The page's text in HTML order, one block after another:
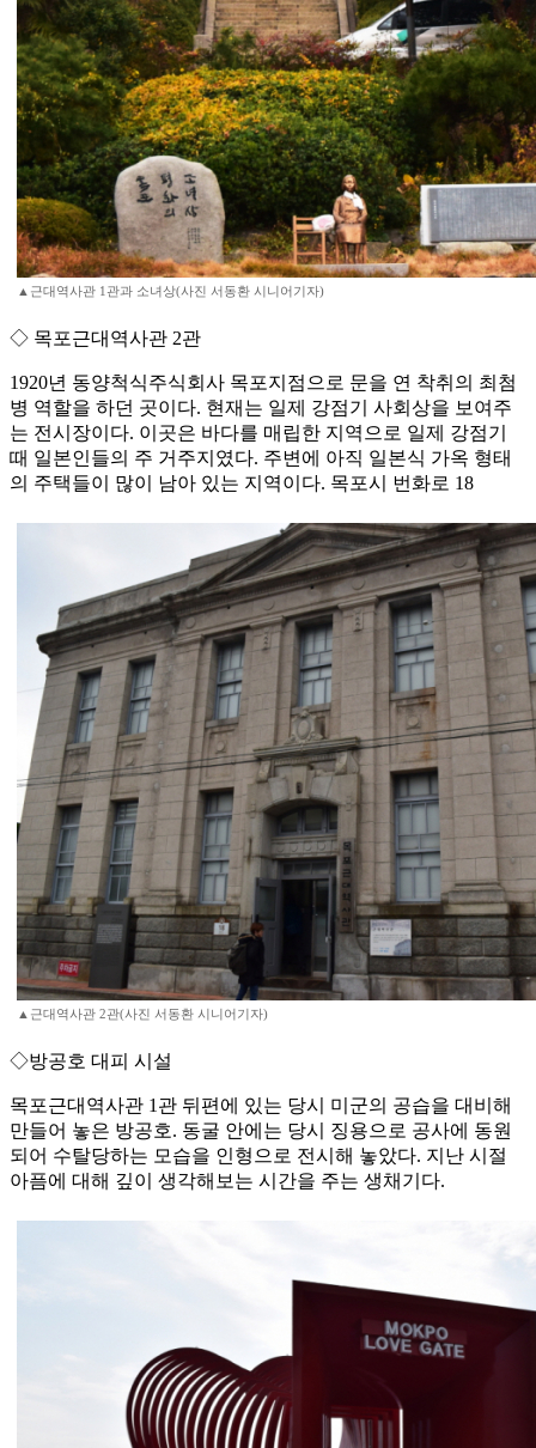
▲근대역사관 1관과 소녀상(사진 서동환 시니어기자)
◇ 목포근대역사관 2관
1920년 동양척식주식회사 목포지점으로 문을 연 착취의 최첨
병 역할을 하던 곳이다. 현재는 일제 강점기 사회상을 보여주
는 전시장이다. 이곳은 바다를 매립한 지역으로 일제 강점기
때 일본인들의 주 거주지였다. 주변에 아직 일본식 가옥 형태
의 주택들이 많이 남아 있는 지역이다. 목포시 번화로 18
▲근대역사관 2관(사진 서동환 시니어기자)
◇방공호 대피 시설
목포근대역사관 1관 뒤편에 있는 당시 미군의 공습을 대비해
만들어 놓은 방공호. 동굴 안에는 당시 징용으로 공사에 동원
되어 수탈당하는 모습을 인형으로 전시해 놓았다. 지난 시절
아픔에 대해 깊이 생각해보는 시간을 주는 생채기다.